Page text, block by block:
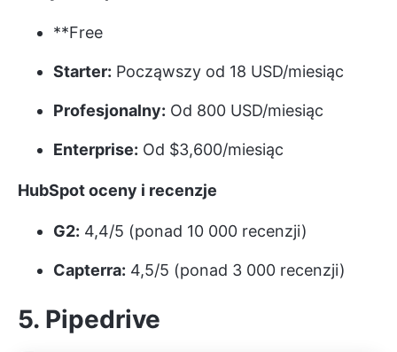
**Free
Starter: Począwszy od 18 USD/miesiąc
Profesjonalny: Od 800 USD/miesiąc
Enterprise: Od $3,600/miesiąc
HubSpot oceny i recenzje
G2: 4,4/5 (ponad 10 000 recenzji)
Capterra: 4,5/5 (ponad 3 000 recenzji)
5. Pipedrive